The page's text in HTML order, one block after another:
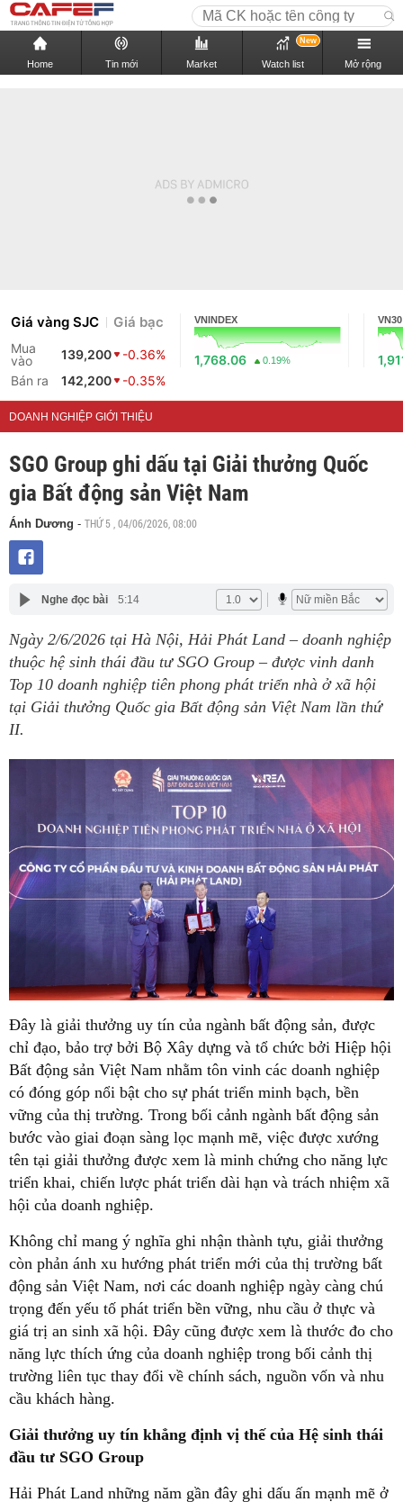
Home Tin mới Market Watch list
New
Mở rộng
Giá vàng SJC Giá bạc
Mua
vào
139,200
-0.36%
Bán ra
142,200 -0.35%
VNINDEX
1,768.06 0.19%
VN30
DOANH NGHIỆP GIỚI THIỆU
SGO Group ghi dấu tại Giải thưởng Quốc
gia Bất động sản Việt Nam
Ánh Dương - THỨ 5 , 04/06/2026, 08:00
Nghe đọc bài 5:14
Ngày 2/6/2026 tại Hà Nội, Hải Phát Land – doanh nghiệp
thuộc hệ sinh thái đầu tư SGO Group – được vinh danh
Top 10 doanh nghiệp tiên phong phát triển nhà ở xã hội
tại Giải thưởng Quốc gia Bất động sản Việt Nam lần thứ
II.
Đây là giải thưởng uy tín của ngành bất động sản, được
chỉ đạo, bảo trợ bởi Bộ Xây dựng và tổ chức bởi Hiệp hội
Bất động sản Việt Nam nhằm tôn vinh các doanh nghiệp
có đóng góp nổi bật cho sự phát triển minh bạch, bền
vững của thị trường. Trong bối cảnh ngành bất động sản
bước vào giai đoạn sàng lọc mạnh mẽ, việc được xướng
tên tại giải thưởng được xem là minh chứng cho năng lực
triển khai, chiến lược phát triển dài hạn và trách nhiệm xã
hội của doanh nghiệp.
Không chỉ mang ý nghĩa ghi nhận thành tựu, giải thưởng
còn phản ánh xu hướng phát triển mới của thị trường bất
động sản Việt Nam, nơi các doanh nghiệp ngày càng chú
trọng đến yếu tố phát triển bền vững, nhu cầu ở thực và
giá trị an sinh xã hội. Đây cũng được xem là thước đo cho
năng lực thích ứng của doanh nghiệp trong bối cảnh thị
trường liên tục thay đổi về chính sách, nguồn vốn và nhu
cầu khách hàng.
Giải thưởng uy tín khẳng định vị thế của Hệ sinh thái
đầu tư SGO Group
Hải Phát Land những năm gần đây ghi dấu ấn mạnh mẽ ở